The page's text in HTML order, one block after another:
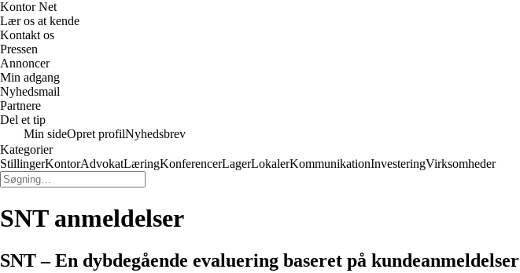
Kontor Net
Lær os at kende
Kontakt os
Pressen
Annoncer
Min adgang
Nyhedsmail
Partnere
Del et tip
Min sideOpret profilNyhedsbrev
Kategorier
StillingerKontorAdvokatLæringKonferencerLagerLokalerKommunikationInvesteringVirksomheder
SNT anmeldelser
SNT – En dybdegående evaluering baseret på kundeanmeldelser